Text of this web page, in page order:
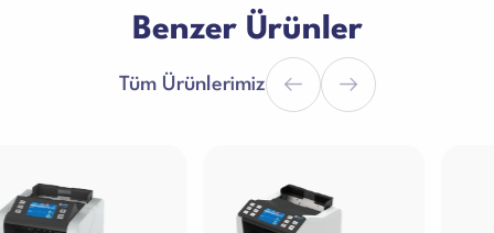
Benzer Ürünler
Tüm Ürünlerimiz